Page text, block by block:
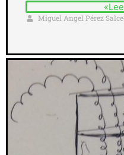
Miguel Angel Pérez